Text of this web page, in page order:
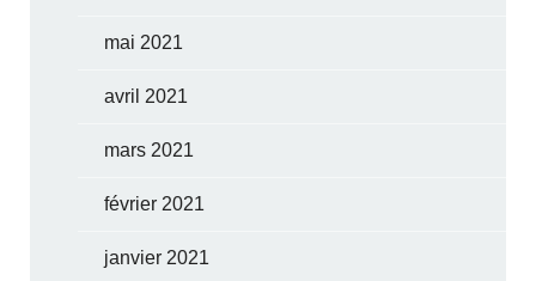
mai 2021
avril 2021
mars 2021
février 2021
janvier 2021